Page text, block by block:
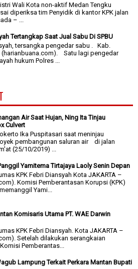
Wali Kota non-aktif Medan Tengku
diperiksa tim Penyidik di kantor KPK jalan
– ...
Tertangkap Saat Jual Sabu Di SPBU
tersangka pengedar sabu . Kab.
- (harianbuana.com). Satu lagi pengedar
hukum Polres ...
Air Saat Hujan, Ning Ita Tinjau
Culvert
Ika Puspitasari saat meninjau
pembangunan saluran air di jalan
(25/10/2019) ...
Yamitema Tirtajaya Laoly Senin Depan
KPK Febri Diansyah Kota JAKARTA –
Komisi Pemberantasan Korupsi (KPK)
Yami...
Komisaris Utama PT. WAE Darwin
KPK Febri Diansyah. Kota JAKARTA –
Setelah dilakukan serangkaian
Pemberantas...
Lampung Terkait Perkara Mantan Bupati